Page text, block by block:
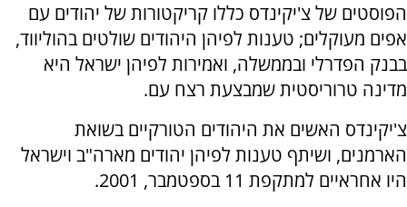
הפוסטים של צ'יקינדס כללו קריקטורות של יהודים עם
אפים מעוקלים; טענות לפיהן היהודים שולטים בהוליווד,
בבנק הפדרלי ובממשלה, ואמירות לפיהן ישראל היא
מדינה טרוריסטית שמבצעת רצח עם.
צ'יקינדס האשים את היהודים הטורקיים בשואת
הארמנים, ושיתף טענות לפיהן יהודים מארה"ב וישראל
היו אחראיים למתקפת 11 בספטמבר, 2001.